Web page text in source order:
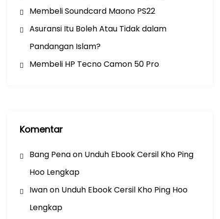
Membeli Soundcard Maono PS22
Asuransi Itu Boleh Atau Tidak dalam
Pandangan Islam?
Membeli HP Tecno Camon 50 Pro
Komentar
Bang Penaon Unduh Ebook Cersil Kho Ping
Hoo Lengkap
Iwanon Unduh Ebook Cersil Kho Ping Hoo
Lengkap